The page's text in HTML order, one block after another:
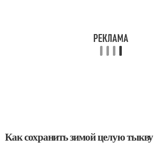
Как сохранить зимой целую тыкву